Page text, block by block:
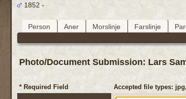
1852 -
Person Aner Morslinje Farslinje
Photo/Document Submission: Lars
* Required Field Accepted file types: